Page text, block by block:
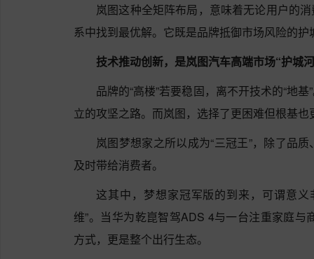
岚图这种全矩阵布局，意味着无论用户的
系中找到最优解。它既是品牌抵御市场风险的
技术推动创新，是岚图汽车高端市场“护城
品牌的“高楼”若要稳固，离不开技术的“地
立的攻坚之路。而岚图，选择了更困难但根基
岚图梦想家之所以成为“三冠王”，除了品
及时带给消费者。
这其中，梦想家冠军版的到来，可谓意
维”。当华为乾崑智驾ADS 4与一台注重家庭
方式，更是整个出行生态。